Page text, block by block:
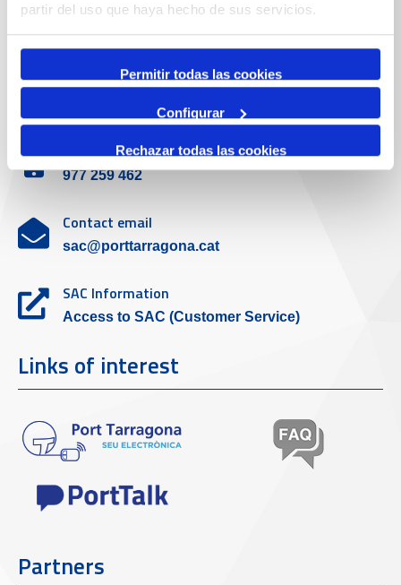
partir del uso que haya hecho de sus servicios.
Permitir todas las cookies
Configurar
Rechazar todas las cookies
Emergency
Customer service
Contact phone
977 259 462
Contact email
sac@porttarragona.cat
SAC Information
Access to SAC (Customer Service)
Links of interest
Partners